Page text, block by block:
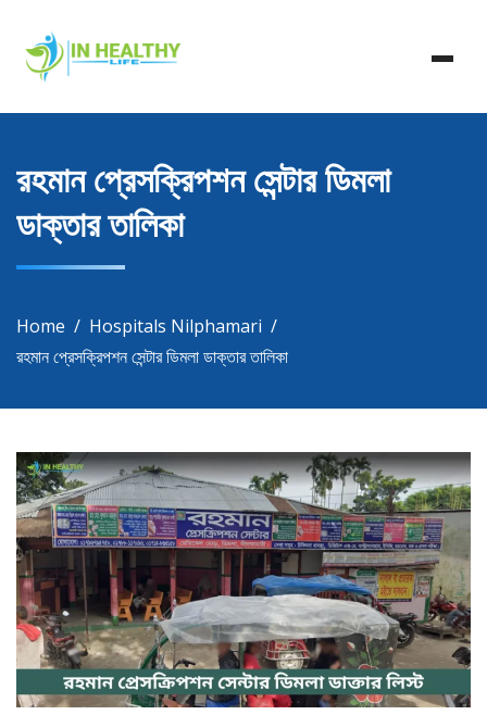
content
In Healthy Life
In Healthy Life, Healthy Life, Health Life, Doctor List,
Doctor Listing
রহমান প্রেসক্রিপশন সেন্টার ডিমলা
ডাক্তার তালিকা
Home
Hospitals Nilphamari
রহমান প্রেসক্রিপশন সেন্টার ডিমলা ডাক্তার তালিকা